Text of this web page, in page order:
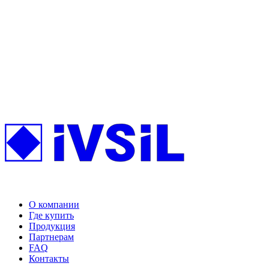
О компании
Где купить
Продукция
Партнерам
FAQ
Контакты